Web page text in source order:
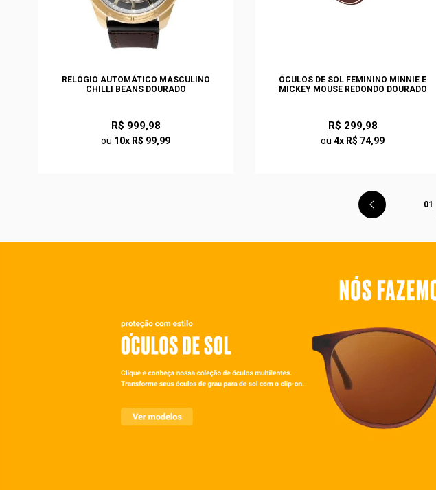
RELÓGIO AUTOMÁTICO MASCULINO
CHILLI BEANS DOURADO
R$ 999,98
ou 10x R$ 99,99
ÓCULOS DE SOL FEMININO MINNIE E
MICKEY MOUSE REDONDO DOURADO
R$ 299,98
ou4x R$ 74,99
01